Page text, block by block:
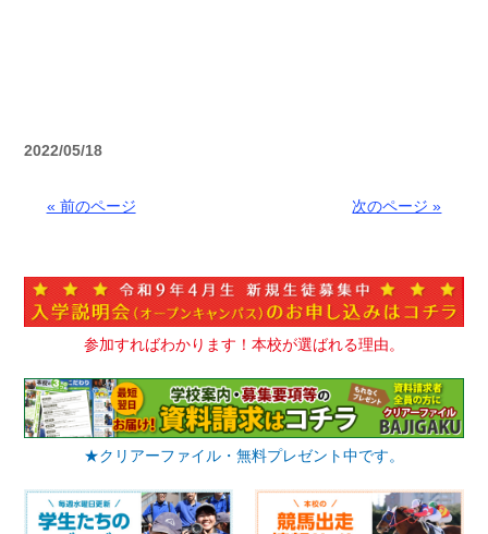
2022/05/18
« 前のページ 次のページ »
参加すればわかります！本校が選ばれる理由。
★クリアーファイル・無料プレゼント中です。